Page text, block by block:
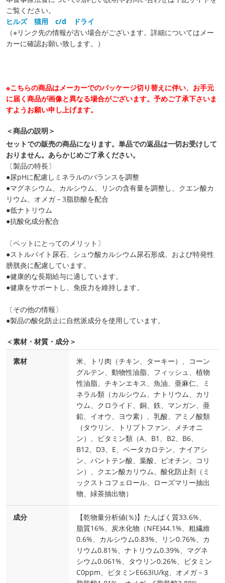
ご覧ください。
ヒルズ 猫用 c/d ドライ
（※リンク先の情報が古い場合がございます。詳細についてはメー
カーに確認お願い致します。）
※こちらの商品はメーカーでのパッケージ切り替えに伴い、お手元
に届く商品が画像と異なる場合がございます。予めご了承下さいま
すようお願い申し上げます。
＜商品の説明＞
セットでの販売の商品になります。単品での返品は一切お受けして
おりません。あらかじめご了承ください。
〔製品の特長〕
●尿pHに配慮しミネラルのバランスを調整
●マグネシウム、カルシウム、リンの含有量を調整し、クエン酸カ
リウム、オメガ－3脂肪酸を配合
●低ナトリウム
●抗酸化成分配合
〔ペットにとってのメリット〕
●ストルバイト尿石、シュウ酸カルシウム尿石形成、および特発性
膀胱炎に配慮しています。
●健康的な長期給与に適しています。
●健康をサポートし、免疫力を維持します。
〔その他の情報〕
●製品の酸化防止に自然派成分を使用しています。
＜素材・材質・成分＞
素材
米、トリ肉（チキン、ターキー）、コーン
グルテン、動物性油脂、フィッシュ、植物
性油脂、チキンエキス、魚油、亜麻仁、ミ
ネラル類（カルシウム、ナトリウム、カリ
ウム、クロライド、銅、鉄、マンガン、亜
鉛、イオウ、ヨウ素）、乳酸、アミノ酸類
（タウリン、トリプトファン、メチオニ
ン）、ビタミン類（A、B1、B2、B6、
B12、D3、E、ベータカロテン、ナイアシ
ン、パントテン酸、葉酸、ビオチン、コリ
ン）、クエン酸カリウム、酸化防止剤（ミ
ックストコフェロール、ローズマリー抽出
物、緑茶抽出物）
成分
【乾物量分析値(％)】たんぱく質33.6%、
脂質16%、炭水化物（NFE)44.1%、粗繊維
0.6%、カルシウム0.83%、リン0.76%、カ
リウム0.81%、ナトリウム0.39%、マグネ
シウム0.061%、タウリン0.26%、ビタミン
C0ppm、ビタミンE663IU/kg、オメガ－3